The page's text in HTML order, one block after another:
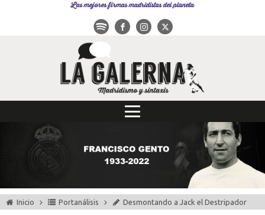
Las mejores firmas madridistas del planeta
Inicio Portanálisis Desmontando a Jack el Destripador